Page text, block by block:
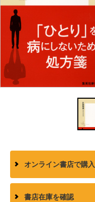
オンライン書店で購入
書店在庫を確認